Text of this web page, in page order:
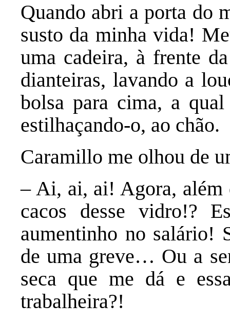
Quando abri a porta do
susto da minha vida!
uma cadeira, à frente
dianteiras, lavando a
bolsa para cima, a
estilhaçando-o, ao chão.
Caramillo me olhou de
– Ai, ai, ai! Agora, além
cacos desse vidro!?
aumentinho no salário!
de uma greve… Ou a
seca que me dá e
trabalheira?!